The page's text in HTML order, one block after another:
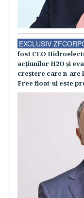
EXCLUSIV
fost CEO
acţiunilor H2O şi
creştere care n-are
Free float-ul este